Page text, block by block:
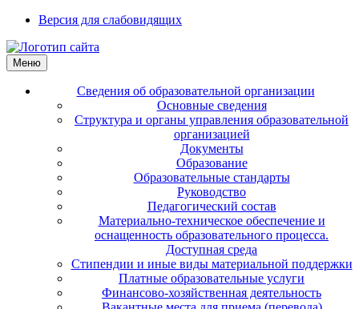
Версия для слабовидящих
Меню
Сведения об образовательной организации
Основные сведения
Структура и органы управления образовательной
организацией
Документы
Образование
Образовательные стандарты
Руководство
Педагогический состав
Материально-техническое обеспечение и
оснащенность образовательного процесса.
Доступная среда
Стипендии и иные виды материальной поддержки
Платные образовательные услуги
Финансово-хозяйственная деятельность